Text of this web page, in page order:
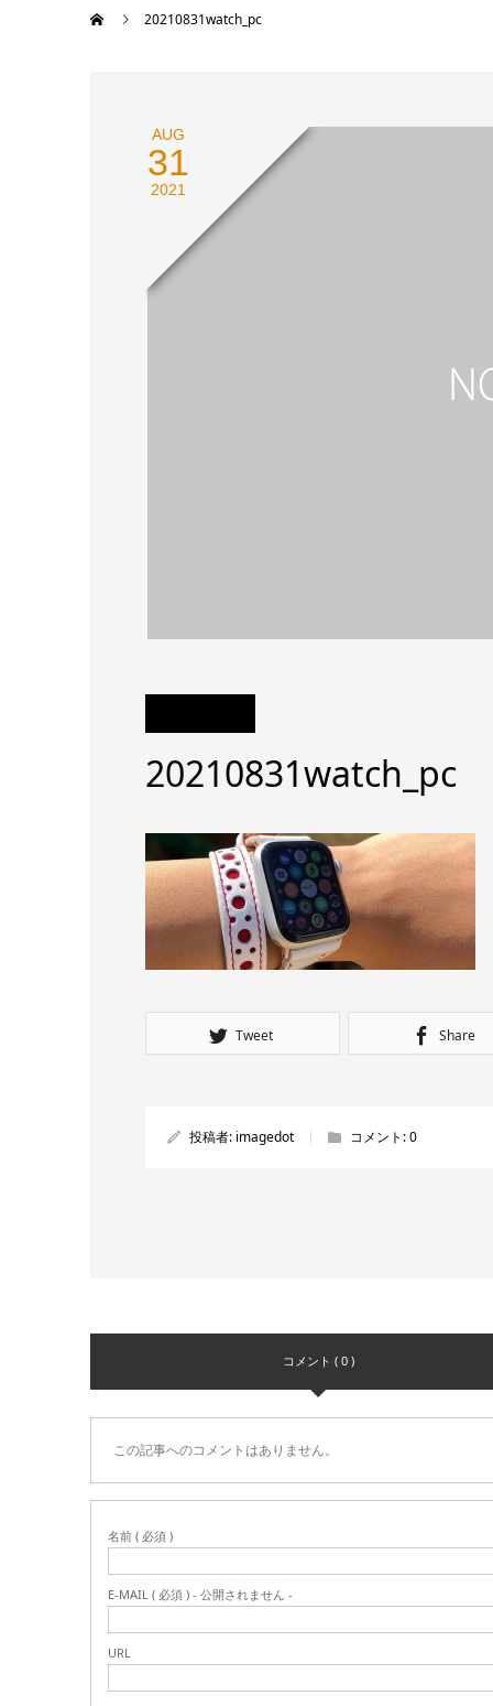
20210831watch_pc
AUG
31
2021
20210831watch_pc
Tweet Share
投稿者: imagedot コメント:0
コメント ( 0 )
この記事へのコメントはありません。
名前 ( 必須 )
E-MAIL ( 必須 ) - 公開されません -
URL